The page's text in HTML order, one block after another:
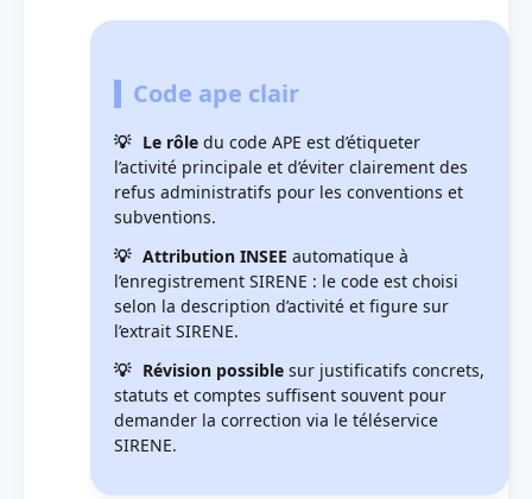
Code ape clair
Le rôle du code APE est d’étiqueter
l’activité principale et d’éviter clairement des
refus administratifs pour les conventions et
subventions.
Attribution INSEE automatique à
l’enregistrement SIRENE : le code est choisi
selon la description d’activité et figure sur
l’extrait SIRENE.
Révision possible sur justificatifs concrets,
statuts et comptes suffisent souvent pour
demander la correction via le téléservice
SIRENE.